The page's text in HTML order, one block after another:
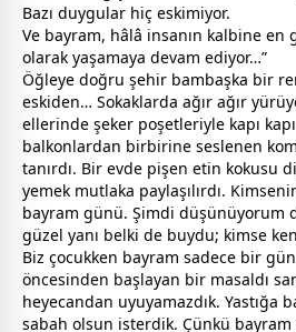
Bazı duygular hiç eskimiyor.
Ve bayram, hâlâ insanın kalbine en
olarak yaşamaya devam ediyor…”
Öğleye doğru şehir bambaşka bir
eskiden… Sokaklarda ağır ağır
ellerinde şeker poşetleriyle kapı
balkonlardan birbirine seslenen
tanırdı. Bir evde pişen etin kokusu
yemek mutlaka paylaşılırdı.
bayram günü. Şimdi düşünüyorum
güzel yanı belki de buydu; kimse
Biz çocukken bayram sadece bir
öncesinden başlayan bir masaldı
heyecandan uyuyamazdık. Yastığa
sabah olsun isterdik. Çünkü bayram